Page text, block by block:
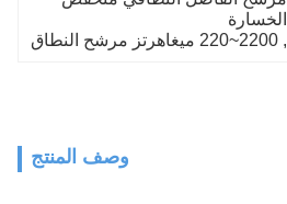
الخسارة
, 2200~220 ميغاهرتز مرشح النطاق
وصف المنتج